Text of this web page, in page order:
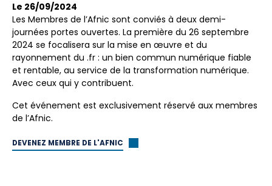
Le 26/09/2024
Les Membres de l’Afnic sont conviés à deux demi-
journées portes ouvertes. La première du 26 septembre
2024 se focalisera sur la mise en œuvre et du
rayonnement du .fr : un bien commun numérique fiable
et rentable, au service de la transformation numérique.
Avec ceux qui y contribuent.
Cet événement est exclusivement réservé aux membres
de l’Afnic.
DEVENEZ MEMBRE DE L'AFNIC